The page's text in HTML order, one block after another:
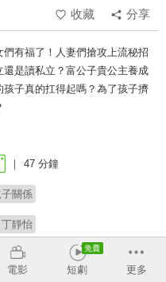
收藏
分享
有福了！人妻們搶攻上流秘招
是讀私立？富公子貴公主養成
子真的扛得起嗎？為了孩子擠
47 分鐘
關係
丁靜怡
電影 短劇 更多